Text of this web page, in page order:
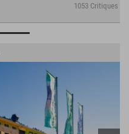
1053 Critiques